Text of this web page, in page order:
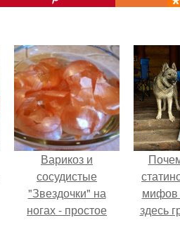
Варикоз и
сосудистые
"Звездочки" на
ногах - простое
мифов
здесь